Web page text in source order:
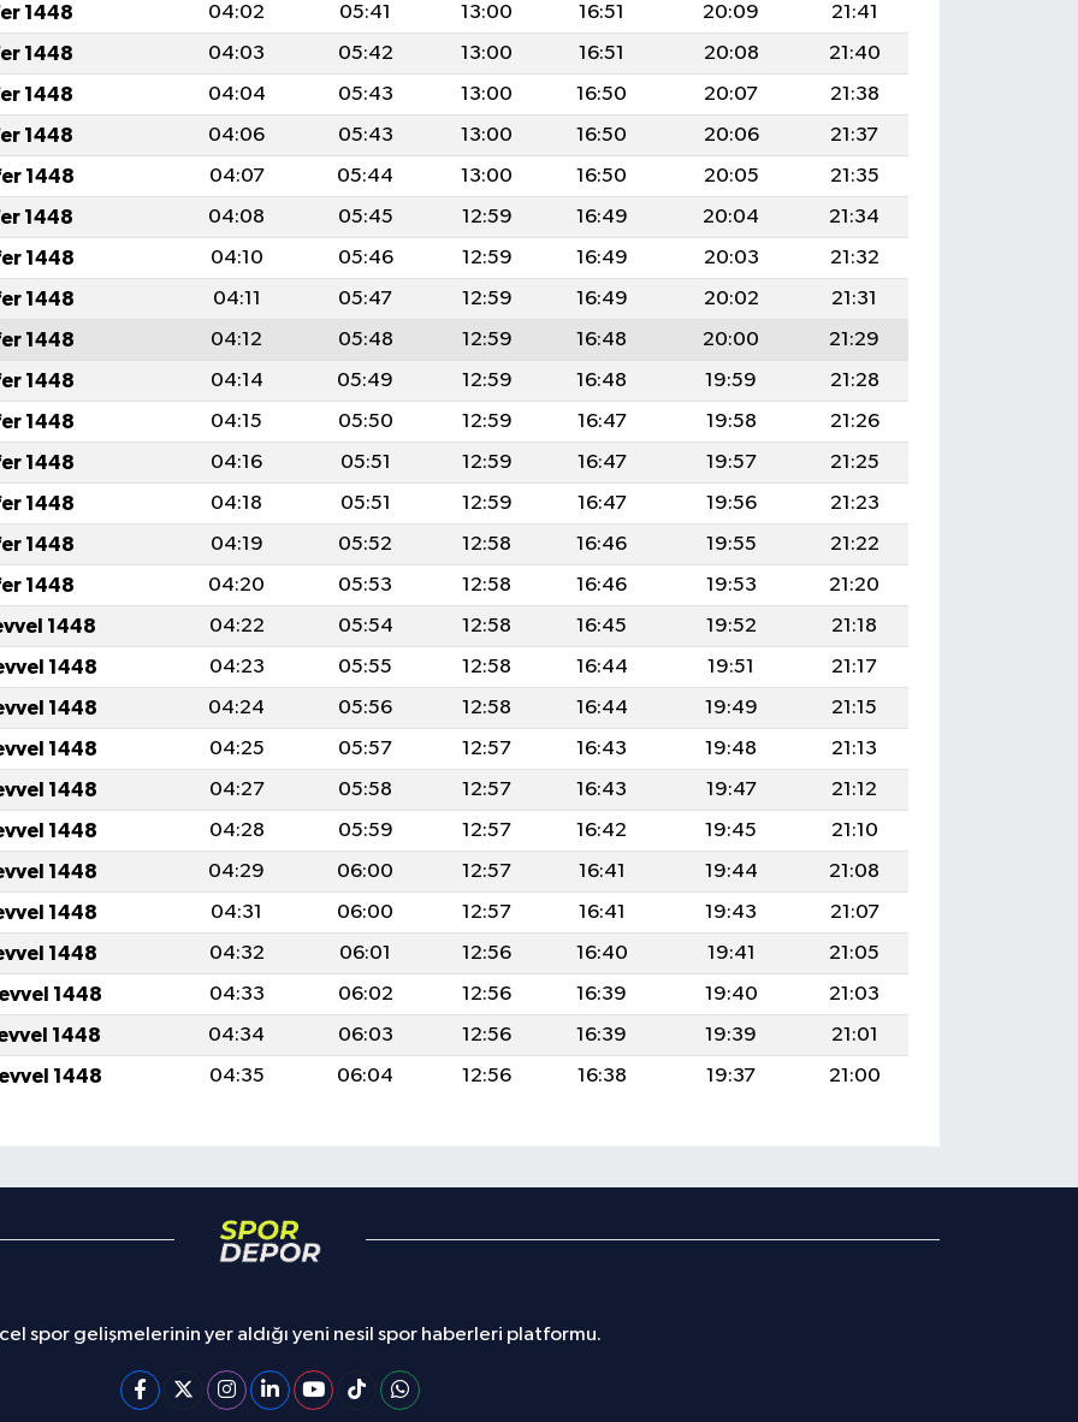
1448 04:02 05:41 13:00 16:51 20:09
21:41
1448 04:03 05:42 13:00 16:51 20:08
21:40
1448 04:04 05:43 13:00 16:50 20:07
21:38
1448 04:06 05:43 13:00 16:50 20:06
21:37
1448 04:07 05:44 13:00 16:50 20:05
21:35
1448 04:08 05:45 12:59 16:49 20:04
21:34
1448 04:10 05:46 12:59 16:49 20:03
21:32
1448 04:11 05:47 12:59 16:49 20:02
21:31
1448 04:12 05:48 12:59 16:48 20:00
21:29
1448 04:14 05:49 12:59 16:48 19:59
21:28
1448 04:15 05:50 12:59 16:47 19:58
21:26
1448 04:16 05:51 12:59 16:47 19:57
21:25
1448 04:18 05:51 12:59 16:47 19:56
21:23
1448 04:19 05:52 12:58 16:46 19:55
21:22
1448 04:20 05:53 12:58 16:46 19:53
21:20
1448 04:22 05:54 12:58 16:45 19:52
21:18
1448 04:23 05:55 12:58 16:44 19:51
21:17
1448 04:24 05:56 12:58 16:44 19:49
21:15
1448 04:25 05:57 12:57 16:43 19:48
21:13
1448 04:27 05:58 12:57 16:43 19:47
21:12
1448 04:28 05:59 12:57 16:42 19:45
21:10
1448 04:29 06:00 12:57 16:41 19:44
21:08
1448 04:31 06:00 12:57 16:41 19:43
21:07
1448 04:32 06:01 12:56 16:40 19:41
21:05
1448 04:33 06:02 12:56 16:39 19:40
21:03
1448 04:34 06:03 12:56 16:39 19:39
21:01
1448 04:35 06:04 12:56 16:38 19:37 21:00
spor gelişmelerinin yer aldığı yeni nesil spor haberleri platformu.